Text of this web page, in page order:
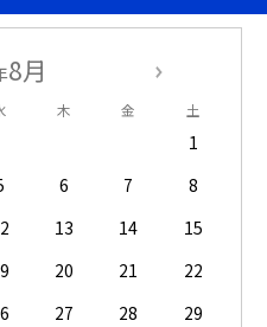
8月
木 金 土
1
6 7
8
13 14
15
20 21
22
27 28
29